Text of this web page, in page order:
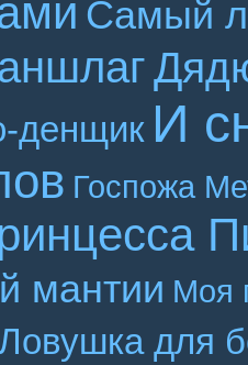
Самый
денщик И
Госпожа
мантии Моя
для